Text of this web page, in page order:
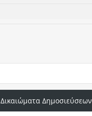
Δικαιώματα Δημοσιεύσεων